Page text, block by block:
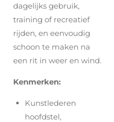
dagelijks gebruik,
training of recreatief
rijden, en eenvoudig
schoon te maken na
een rit in weer en wind.
Kenmerken:
Kunstlederen
hoofdstel,